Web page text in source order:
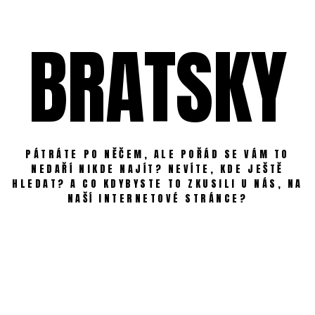
BRATSKY
PÁTRÁTE PO NĚČEM, ALE POŘÁD SE VÁM TO
NEDAŘÍ NIKDE NAJÍT? NEVÍTE, KDE JEŠTĚ
HLEDAT? A CO KDYBYSTE TO ZKUSILI U NÁS, NA
NAŠÍ INTERNETOVÉ STRÁNCE?